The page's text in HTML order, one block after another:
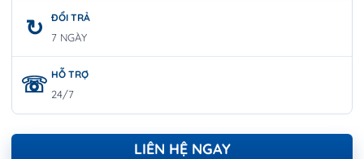
ĐỔI TRẢ
7 NGÀY
HỖ TRỢ
24/7
LIÊN HỆ NGAY